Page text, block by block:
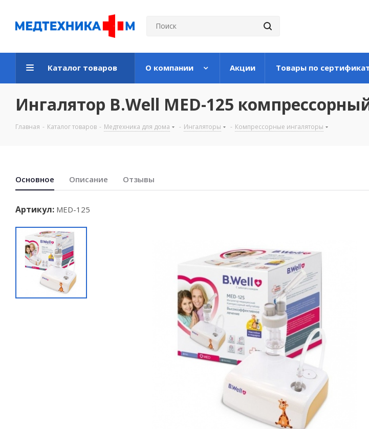
Каталог товаров О компании Акции Товары по
Ингалятор B.Well MED-125
Главная - Каталог товаров - Медтехника для дома - Ингаляторы - Компрессорные ингаляторы
Основноe Описание Отзывы
Артикул: MED-125